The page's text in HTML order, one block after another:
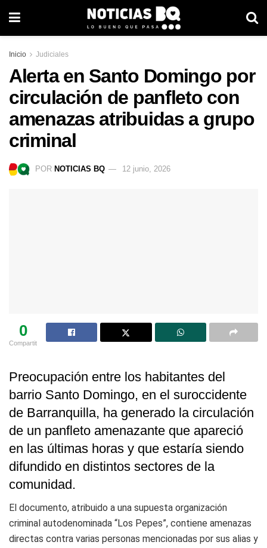
Inicio Judiciales
Alerta en Santo Domingo por
circulación de panfleto con
amenazas atribuidas a grupo
criminal
POR NOTICIAS BQ 12 junio, 2026
0
Compartit
Preocupación entre los habitantes del
barrio Santo Domingo, en el suroccidente
de Barranquilla, ha generado la circulación
de un panfleto amenazante que apareció
en las últimas horas y que estaría siendo
difundido en distintos sectores de la
comunidad.
El documento, atribuido a una supuesta organización
criminal autodenominada “Los Pepes”, contiene amenazas
directas contra varias personas mencionadas por sus alias y